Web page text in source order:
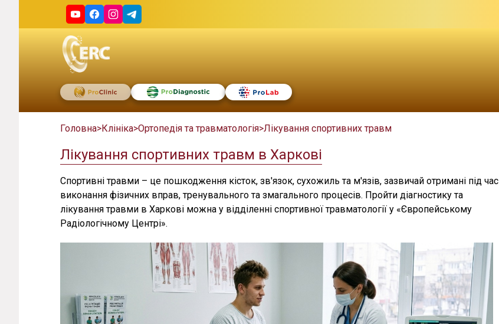
Головна> Клініка> Ортопедія та травматологія> Лікування спортивних травм
Лікування спортивних травм в Харкові
Спортивні травми – це пошкодження кісток, зв'язок, сухожиль та м'язів, зазвичай отримані під час
виконання фізичних вправ, тренувального та змагального процесів. Пройти діагностику та
лікування травми в Харкові можна у відділенні спортивної травматології у «Європейському
Радіологічному Центрі».